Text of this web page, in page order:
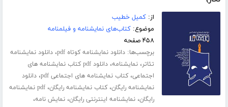
از:کمیل خطیب
موضوع:کتاب‌های نمایشنامه و فیلمنامه
۴۵۸ صفحه
برچسب‌ها:دانلود نمایشنامه کوتاه pdf ،دانلود نمایشنامه
تئاتر،نمایشنامه،
دانلود pdf کتاب نمایشنامه های
اجتماعی،کتاب نمایشنامه های اجتماعی pdf ،دانلود
نمایشنامه رایگان،کتاب نمایشنامه رایگان،
pdf نمایشنامه
رایگان،نمایشنامه اینترنتی رایگان،نمایش نامه،